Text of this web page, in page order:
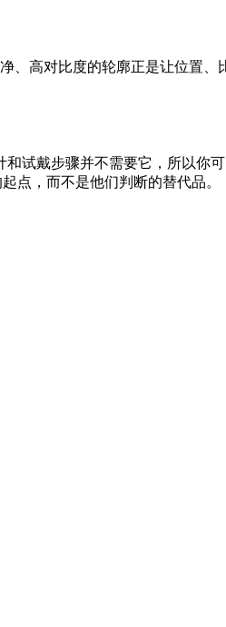
高对比度的轮廓正是让位置
戴步骤并不需要它，所以你
点，而不是他们判断的替代品。